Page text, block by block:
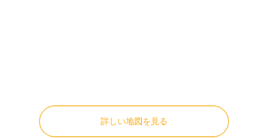
詳しい地図を見る